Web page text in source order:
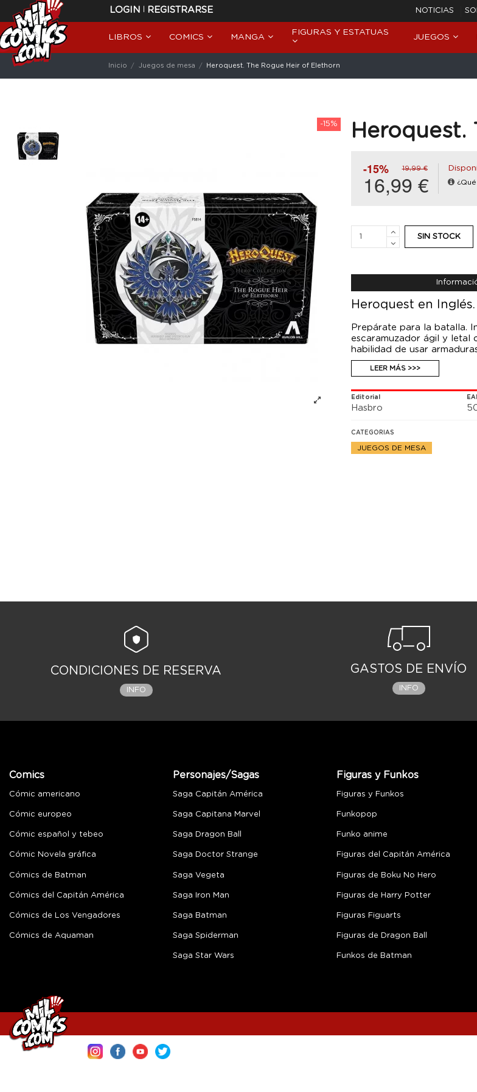
LOGIN | REGISTRARSE NOTICIAS
LIBROS COMICS MANGA
FIGURAS Y ESTATUAS
JUEGOS
Inicio Juegos de mesa Heroquest. The Rogue Heir of Elethorn
-15% Heroquest.
-15% 19,99 €
16,99 €
SIN STOCK
Heroquest en
Prepárate para la batalla.
escaramuzador ágil y letal
habilidad de usar
siempre estás listo para
incluye 2 figuras muy
que presenta una carta
miniaturas finamente
LEER MÁS >>>
Editorial
Hasbro
CATEGORIAS
JUEGOS DE MESA
CONDICIONES DE RESERVA
INFO
GASTOS DE ENVÍO
INFO
Comics
Cómic americano
Cómic europeo
Cómic español y tebeo
Cómic Novela gráfica
Cómics de Batman
Cómics del Capitán América
Cómics de Los Vengadores
Cómics de Aquaman
Personajes/Sagas
Saga Capitán América
Saga Capitana Marvel
Saga Dragon Ball
Saga Doctor Strange
Saga Vegeta
Saga Iron Man
Saga Batman
Saga Spiderman
Saga Star Wars
Figuras y Funkos
Figuras y Funkos
Funkopop
Funko anime
Figuras del Capitán América
Figuras de Boku No Hero
Figuras de Harry Potter
Figuras Figuarts
Figuras de Dragon Ball
Funkos de Batman